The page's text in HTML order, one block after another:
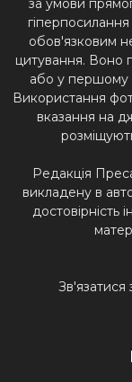
за умови
обов'язковим
цитування. Воно
або у першому
Використання
вказання на
Редакція
викладену в
достовірність
Зв'язатися